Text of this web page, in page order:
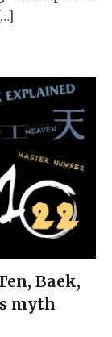
Baek,
myth